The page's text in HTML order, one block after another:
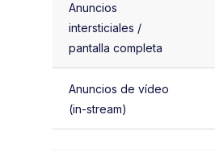
Anuncios
intersticiales /
pantalla completa
Anuncios de vídeo
(in-stream)